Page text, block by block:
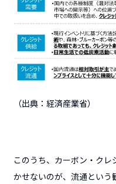
（出典：経済産業省）
このうち、カーボン・ク
かせないのが、流通という